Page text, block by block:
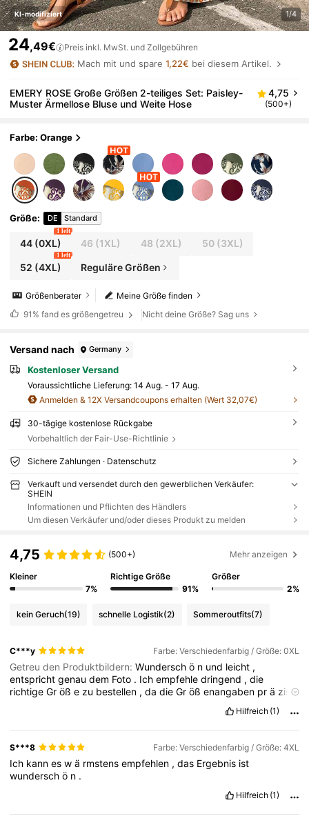
KI-modifiziert 1/4
24,49€ Preis inkl. MwSt. und Zollgebühren
Mach mit und spare1,22€ bei diesem Artikel.
EMERY ROSE Große Größen 2-teiliges Set: Paisley-
Muster Ärmellose Bluse und Weite Hose
4,75
(500+)
Farbe: Orange
Größe: DE Standard
44(0XL)
1 left
46 (1XL) 48 (2XL) 50(3XL)
52 (4XL)
1 left
Reguläre Größen
Meine Größe finden
Größenberater
91% fand es größengetreu Nicht deine Größe? Sag uns
Versand nach Germany
Kostenloser Versand
Voraussichtliche Lieferung: 14 Aug. - 17 Aug.
Anmelden & 12X Versandcoupons erhalten (Wert 32,07€)
30-tägige kostenlose Rückgabe
Vorbehaltlich der Fair-Use-Richtlinie
Sichere Zahlungen · Datenschutz
Verkauft und versendet durch den gewerblichen Verkäufer:
SHEIN
Informationen und Pflichten des Händlers
Um diesen Verkäufer und/oder dieses Produkt zu melden
4,75 (500+) Mehr anzeigen
Kleiner
7%
Richtige Größe
91%
Größer
2%
kein Geruch(19) schnelle Logistik(2) Sommeroutfits(7)
C***y Farbe: Verschiedenfarbig / Größe: 0XL
Getreu den Produktbildern:Wunderschö n und leicht ,
entsprichtgenaudem Foto . Ichempfehledringend ,die
richtigeGröße zu bestellen ,dadieGrößenangaben prä zise
Hilfreich (1)
S***8 Farbe: Verschiedenfarbig / Größe: 4XL
Ich kanneswä rmstensempfehlen ,das Ergebnis ist
wunderschö n .
Hilfreich (1)